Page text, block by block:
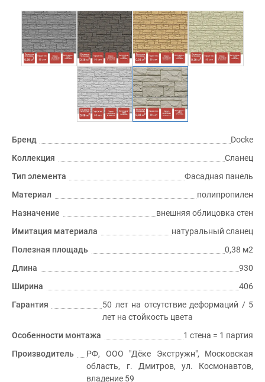
Бренд
Docke
Коллекция
Сланец
Тип элемента
Фасадная панель
Материал
полипропилен
Назначение
внешняя облицовка стен
Имитация материала
натуральный сланец
Полезная площадь
0,38 м2
Длина
930
Ширина
406
Гарантия
50 лет на отсутствие деформаций / 5
лет на стойкость цвета
Особенности монтажа
1 стена = 1 партия
Производитель
РФ, ООО "Дёке Экстружн", Московская
область, г. Дмитров, ул. Космонавтов,
владение 59